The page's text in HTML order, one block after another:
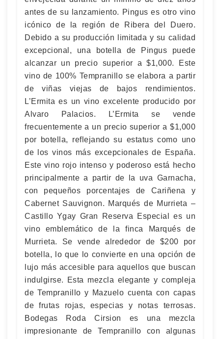
antes de su lanzamiento. Pingus es otro vino
icónico de la región de Ribera del Duero.
Debido a su producción limitada y su calidad
excepcional, una botella de Pingus puede
alcanzar un precio superior a $1,000. Este
vino de 100% Tempranillo se elabora a partir
de viñas viejas de bajos rendimientos.
L’Ermita es un vino excelente producido por
Alvaro Palacios. L’Ermita se vende
frecuentemente a un precio superior a $1,000
por botella, reflejando su estatus como uno
de los vinos más excepcionales de España.
Este vino rojo intenso y poderoso está hecho
principalmente a partir de la uva Garnacha,
con pequeños porcentajes de Cariñena y
Cabernet Sauvignon. Marqués de Murrieta –
Castillo Ygay Gran Reserva Especial es un
vino emblemático de la finca Marqués de
Murrieta. Se vende alrededor de $200 por
botella, lo que lo convierte en una opción de
lujo más accesible para aquellos que buscan
indulgirse. Esta mezcla elegante y compleja
de Tempranillo y Mazuelo cuenta con capas
de frutas rojas, especias y notas terrosas.
Bodegas Roda Cirsion es una mezcla
impresionante de Tempranillo con algunas